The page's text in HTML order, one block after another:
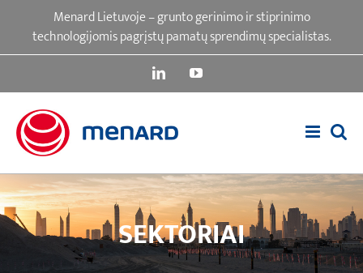
content
Menard Lietuvoje – grunto gerinimo ir stiprinimo
technologijomis pagrįstų pamatų sprendimų specialistas.
LinkedInYouTube
SEKTORIAI